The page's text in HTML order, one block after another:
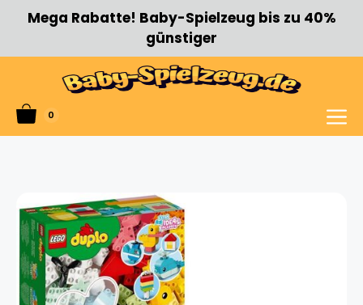
Zum
Inhalt
Mega Rabatte! Baby-Spielzeug bis zu 40%
günstiger
0
Menü